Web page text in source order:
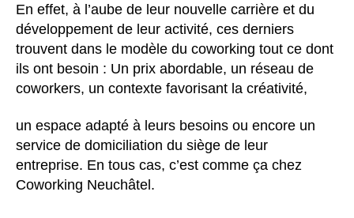
En effet, à l’aube de leur nouvelle carrière et du
développement de leur activité, ces derniers
trouvent dans le modèle du coworking tout ce dont
ils ont besoin : Un prix abordable, un réseau de
coworkers, un contexte favorisant la créativité,
un espace adapté à leurs besoins ou encore un
service de domiciliation du siège de leur
entreprise. En tous cas, c’est comme ça chez
Coworking Neuchâtel.